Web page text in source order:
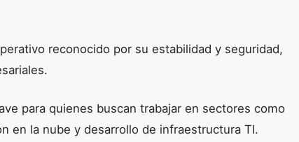
reconocido por su estabilidad y seguridad,
para quienes buscan trabajar en sectores como
en la nube y desarrollo de infraestructura TI.